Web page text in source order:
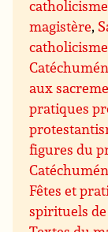
catholicisme
magistère,
catholicisme
aux
pratiques
figures du
Fêtes et
spirituels